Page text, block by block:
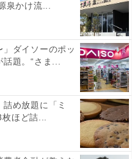
ほしいお客に対して本心
意味する京都の言葉。ジ
」と銘打たれており、な
ける京都の特徴を扱って
暴走する主人公がめちゃく
。
は、コミックエッセイの
るあまり、許可も取らず
泉かけ流...
」ダイソーのポッ
話題。“さま...
め放題に「ミ
ほど詰...